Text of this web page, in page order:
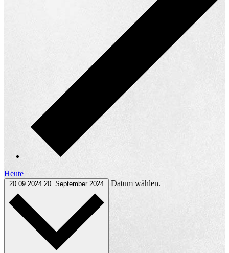
Heute
20.09.2024 20. September 2024 Datum wählen.